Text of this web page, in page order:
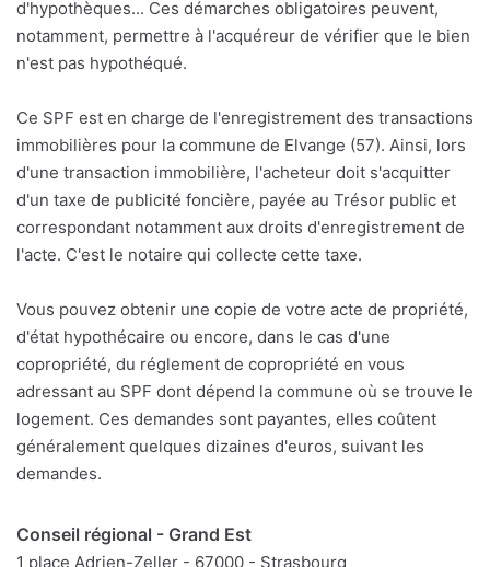
d'hypothèques... Ces démarches obligatoires peuvent,
notamment, permettre à l'acquéreur de vérifier que le bien
n'est pas hypothéqué.
Ce SPF est en charge de l'enregistrement des transactions
immobilières pour la commune de Elvange (57). Ainsi, lors
d'une transaction immobilière, l'acheteur doit s'acquitter
d'un taxe de publicité foncière, payée au Trésor public et
correspondant notamment aux droits d'enregistrement de
l'acte. C'est le notaire qui collecte cette taxe.
Vous pouvez obtenir une copie de votre acte de propriété,
d'état hypothécaire ou encore, dans le cas d'une
copropriété, du réglement de copropriété en vous
adressant au SPF dont dépend la commune où se trouve le
logement. Ces demandes sont payantes, elles coûtent
généralement quelques dizaines d'euros, suivant les
demandes.
Conseil régional - Grand Est
1 place Adrien-Zeller - 67000 - Strasbourg